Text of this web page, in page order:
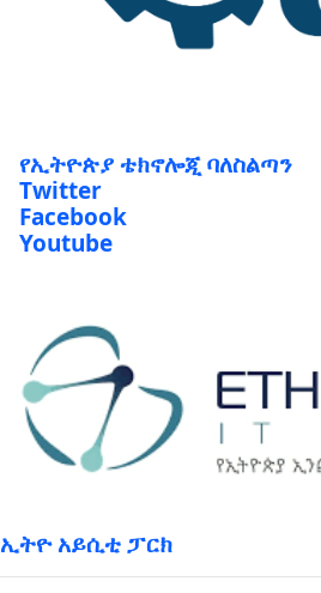
የኢትዮጵያ ቴክኖሎጂ ባለስልጣን
Twitter
Facebook
Youtube
ኢትዮ አይሲቲ ፓርክ